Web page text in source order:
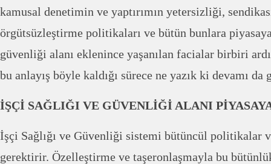
kamusal denetimin ve yaptırımın yetersizliği,
örgütsüzleştirme politikaları ve bütün bunlara piyasaya
güvenliği alanı eklenince yaşanılan facialar birbiri
bu anlayış böyle kaldığı sürece ne yazık ki devamı
İŞÇİ SAĞLIĞI VE GÜVENLİĞİ ALANI
İşçi Sağlığı ve Güvenliği sistemi bütüncül politikalar
gerektirir. Özelleştirme ve taşeronlaşmayla bu